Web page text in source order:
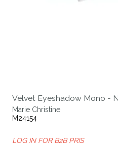
Velvet Eyeshadow Mono -
Marie Christine
M24154
LOG IN FOR B2B PRIS